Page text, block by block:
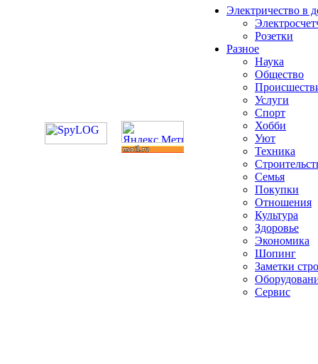
Электричество в
Розетки
Разное
Наука
Общество
Услуги
Спорт
Хобби
Уют
Техника
Семья
Покупки
Отношения
Культура
Здоровье
Экономика
Шопинг
Заметки
Сервис